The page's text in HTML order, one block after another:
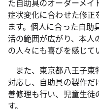
た自助具のオーダーメイ
症状変化に合わせた修正
ます。個人に合った自
活の範囲が広がり、本人
の人々にも喜びを感じて
また、東京都八王子東
対応し、自助具の製作
善修理も行い、児童生徒
す。